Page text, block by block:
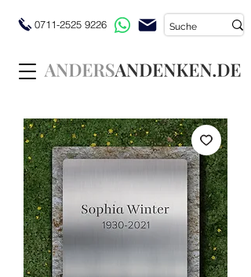
0711-2525 9226